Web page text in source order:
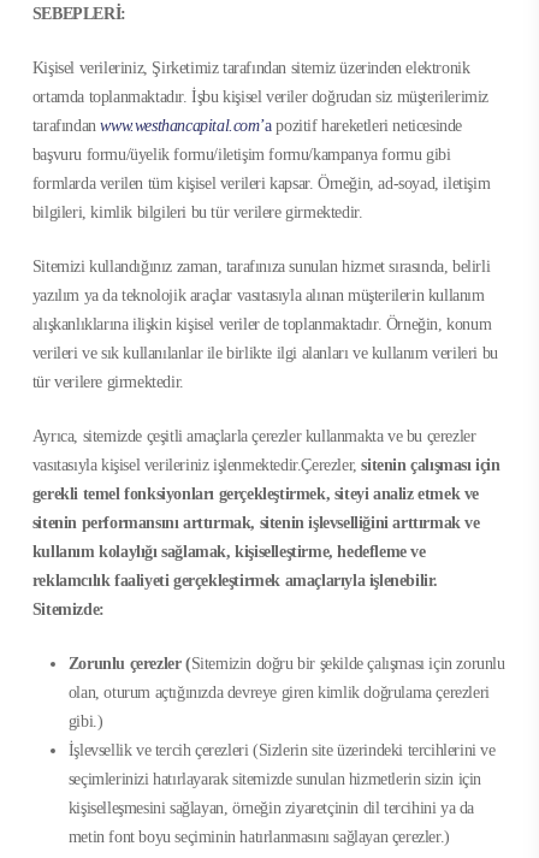
SEBEPLERİ:
Kişisel verileriniz, Şirketimiz tarafından sitemiz üzerinden elektronik
ortamda toplanmaktadır. İşbu kişisel veriler doğrudan siz müşterilerimiz
tarafındanwww.westhancapital.com’apozitif hareketleri neticesinde
başvuru formu/üyelik formu/iletişim formu/kampanya formu gibi
formlarda verilen tüm kişisel verileri kapsar. Örneğin, ad-soyad, iletişim
bilgileri, kimlik bilgileri bu tür verilere girmektedir.
Sitemizi kullandığınız zaman, tarafınıza sunulan hizmet sırasında, belirli
yazılım ya da teknolojik araçlar vasıtasıyla alınan müşterilerin kullanım
alışkanlıklarına ilişkin kişisel veriler de toplanmaktadır. Örneğin, konum
verileri ve sık kullanılanlar ile birlikte ilgi alanları ve kullanım verileri bu
tür verilere girmektedir.
Ayrıca, sitemizde çeşitli amaçlarla çerezler kullanmakta ve bu çerezler
vasıtasıyla kişisel verileriniz işlenmektedir.Çerezler,sitenin çalışması için
gerekli temel fonksiyonları gerçekleştirmek, siteyi analiz etmek ve
sitenin performansını arttırmak, sitenin işlevselliğini arttırmak ve
kullanım kolaylığı sağlamak, kişiselleştirme, hedefleme ve
reklamcılık faaliyeti gerçekleştirmek amaçlarıyla işlenebilir.
Sitemizde:
Zorunlu çerezler (Sitemizin doğru bir şekilde çalışması için zorunlu
olan, oturum açtığınızda devreye giren kimlik doğrulama çerezleri
gibi.)
İşlevsellik ve tercih çerezleri (Sizlerin site üzerindeki tercihlerini ve
seçimlerinizi hatırlayarak sitemizde sunulan hizmetlerin sizin için
kişiselleşmesini sağlayan, örneğin ziyaretçinin dil tercihini ya da
metin font boyu seçiminin hatırlanmasını sağlayan çerezler.)